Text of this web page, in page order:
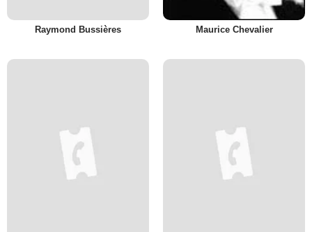
Raymond Bussières Maurice Chevalier